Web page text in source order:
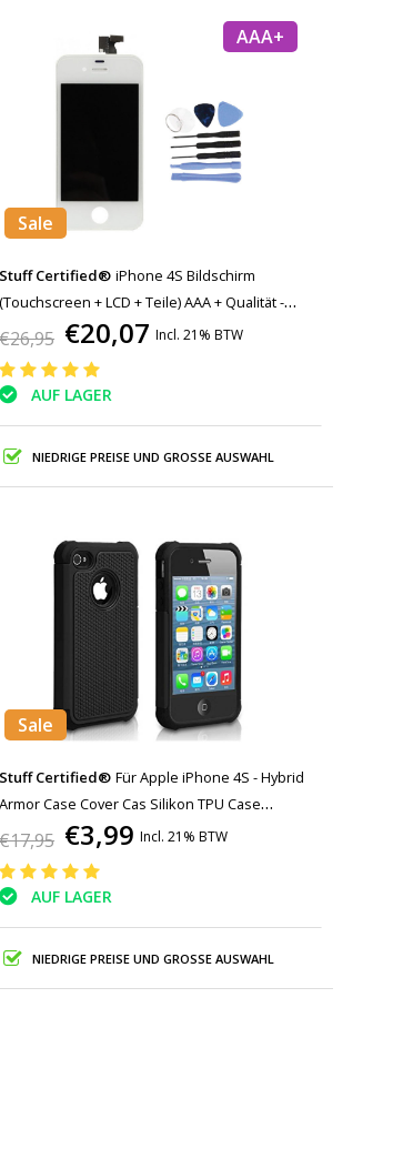
AAA+
Sale
Stuff Certified® iPhone 4S Bildschirm
(Touchscreen + LCD + Teile) AAA + Qualität -
Weiß + Werkzeuge
€26,95 €20,07 Incl. 21% BTW
AUF LAGER
NIEDRIGE PREISE UND GROSSE AUSWAHL
Sale
Stuff Certified® Für Apple iPhone 4S - Hybrid
Armor Case Cover Cas Silikon TPU Case
Schwarz
€17,95 €3,99 Incl. 21% BTW
AUF LAGER
NIEDRIGE PREISE UND GROSSE AUSWAHL